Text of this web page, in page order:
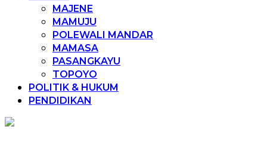
MAJENE
MAMUJU
POLEWALI MANDAR
MAMASA
PASANGKAYU
TOPOYO
POLITIK & HUKUM
PENDIDIKAN